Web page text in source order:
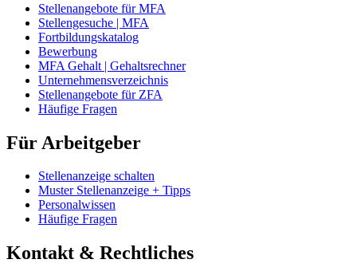
Stellenangebote für MFA
Stellengesuche | MFA
Fortbildungskatalog
Bewerbung
MFA Gehalt | Gehaltsrechner
Unternehmensverzeichnis
Stellenangebote für ZFA
Häufige Fragen
Für Arbeitgeber
Stellenanzeige schalten
Muster Stellenanzeige + Tipps
Personalwissen
Häufige Fragen
Kontakt & Rechtliches